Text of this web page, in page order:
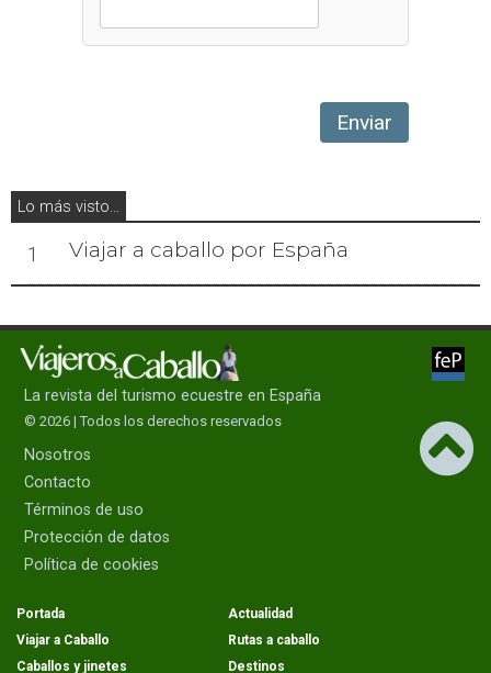
Enviar
Lo más visto...
1 Viajar a caballo por España
La revista del turismo ecuestre en España
© 2026 | Todos los derechos reservados
Nosotros
Contacto
Términos de uso
Protección de datos
Política de cookies
Portada
Actualidad
Viajar a Caballo
Rutas a caballo
Caballos y jinetes
Destinos